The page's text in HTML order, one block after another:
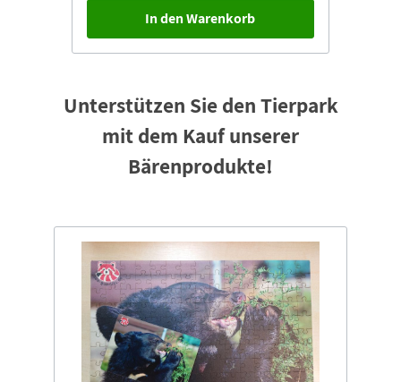
In den Warenkorb
Unterstützen Sie den Tierpark
mit dem Kauf unserer
Bärenprodukte!